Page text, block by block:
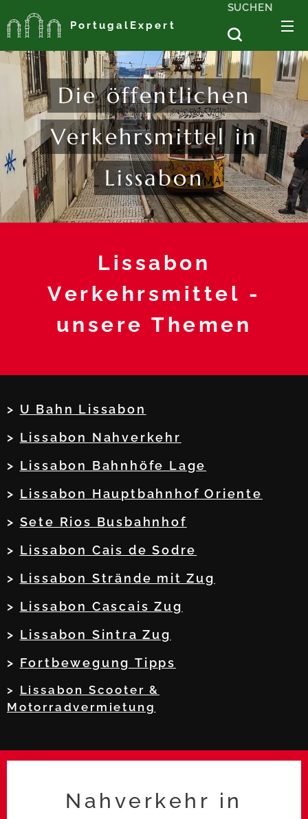
PortugalExpert
SUCHEN
Die öffentlichen
Verkehrsmittel in
Lissabon
Lissabon
Verkehrsmittel -
unsere Themen
> U Bahn Lissabon
> Lissabon Nahverkehr
> Lissabon Bahnhöfe Lage
> Lissabon Hauptbahnhof Oriente
> Sete Rios Busbahnhof
> Lissabon Cais de Sodre
> Lissabon Strände mit Zug
> Lissabon Cascais Zug
> Lissabon Sintra Zug
> Fortbewegung Tipps
> Lissabon Scooter &
Motorradvermietung
Nahverkehr in